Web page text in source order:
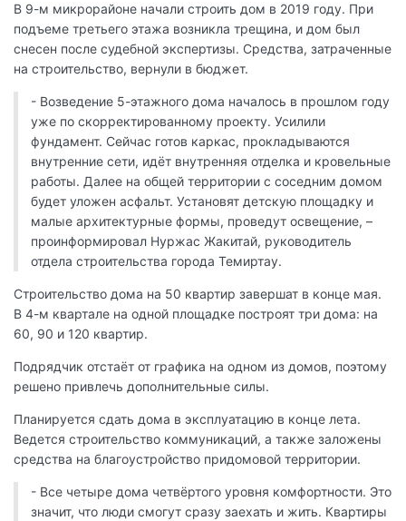
В 9-м микрорайоне начали строить дом в 2019 году. При
подъеме третьего этажа возникла трещина, и дом был
снесен после судебной экспертизы. Средства, затраченные
на строительство, вернули в бюджет.
- Возведение 5-этажного дома началось в прошлом году
уже по скорректированному проекту. Усилили
фундамент. Сейчас готов каркас, прокладываются
внутренние сети, идёт внутренняя отделка и кровельные
работы. Далее на общей территории с соседним домом
будет уложен асфальт. Установят детскую площадку и
малые архитектурные формы, проведут освещение, –
проинформировал Нуржас Жакитай, руководитель
отдела строительства города Темиртау.
Строительство дома на 50 квартир завершат в конце мая.
В 4-м квартале на одной площадке построят три дома: на
60, 90 и 120 квартир.
Подрядчик отстаёт от графика на одном из домов, поэтому
решено привлечь дополнительные силы.
Планируется сдать дома в эксплуатацию в конце лета.
Ведется строительство коммуникаций, а также заложены
средства на благоустройство придомовой территории.
- Все четыре дома четвёртого уровня комфортности. Это
значит, что люди смогут сразу заехать и жить. Квартиры